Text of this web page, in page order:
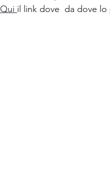
Qui il link dove  da dove